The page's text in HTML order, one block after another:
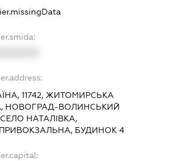
11742, ЖИТОМИРСЬКА
НОВОГРАД-ВОЛИНСЬКИЙ
НАТАЛІВКА,
БУДИНОК 4